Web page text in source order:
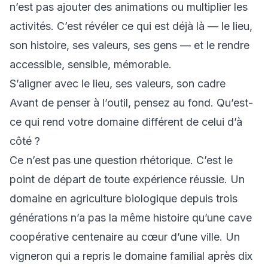
n’est pas ajouter des animations ou multiplier les
activités. C’est révéler ce qui est déjà là — le lieu,
son histoire, ses valeurs, ses gens — et le rendre
accessible, sensible, mémorable.
S’aligner avec le lieu, ses valeurs, son cadre
Avant de penser à l’outil, pensez au fond. Qu’est-
ce qui rend votre domaine différent de celui d’à
côté ?
Ce n’est pas une question rhétorique. C’est le
point de départ de toute expérience réussie. Un
domaine en agriculture biologique depuis trois
générations n’a pas la même histoire qu’une cave
coopérative centenaire au cœur d’une ville. Un
vigneron qui a repris le domaine familial après dix